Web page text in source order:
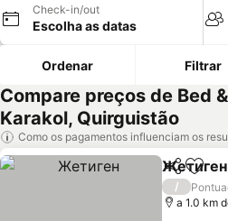
Check-in/out
Escolha as datas
Ordenar Filtrar
Compare preços de Bed
Karakol, Quirguistão
Como os pagamentos influenciam os
Partilhar
Жетиген
/
a 1.0 km